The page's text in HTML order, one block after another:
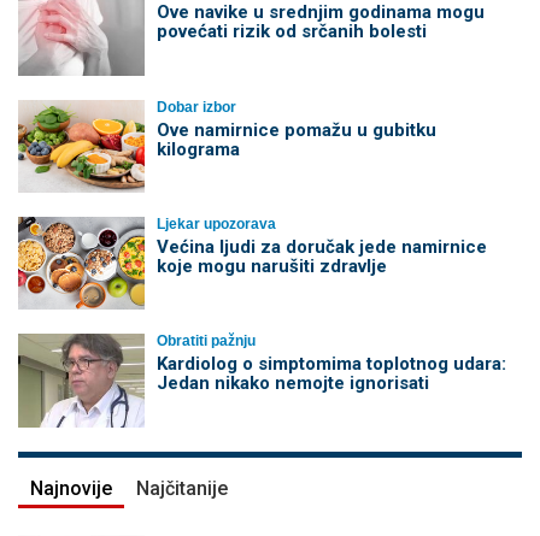
Ove navike u srednjim godinama mogu
povećati rizik od srčanih bolesti
Dobar izbor
Ove namirnice pomažu u gubitku
kilograma
Ljekar upozorava
Većina ljudi za doručak jede namirnice
koje mogu narušiti zdravlje
Obratiti pažnju
Kardiolog o simptomima toplotnog udara:
Jedan nikako nemojte ignorisati
Najnovije Najčitanije